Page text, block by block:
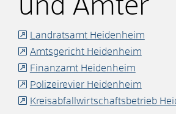
und Ämter
Landratsamt Heidenheim
Amtsgericht Heidenheim
Finanzamt Heidenheim
Polizeirevier Heidenheim
Kreisabfallwirtschaftsbetrieb